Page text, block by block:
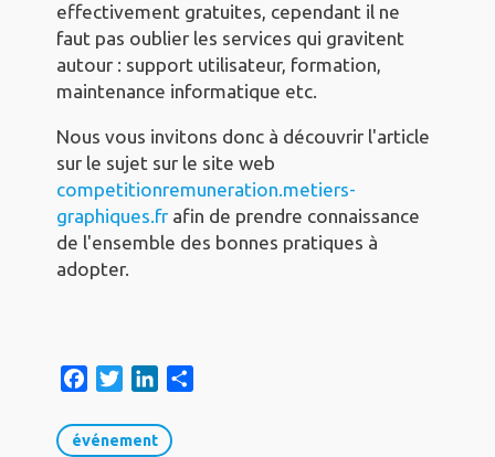
effectivement gratuites, cependant il ne
faut pas oublier les services qui gravitent
autour : support utilisateur, formation,
maintenance informatique etc.
Nous vous invitons donc à découvrir l'article
sur le sujet sur le site web
competitionremuneration.metiers-
graphiques.fr afin de prendre connaissance
de l'ensemble des bonnes pratiques à
adopter.
c
i
n
événement